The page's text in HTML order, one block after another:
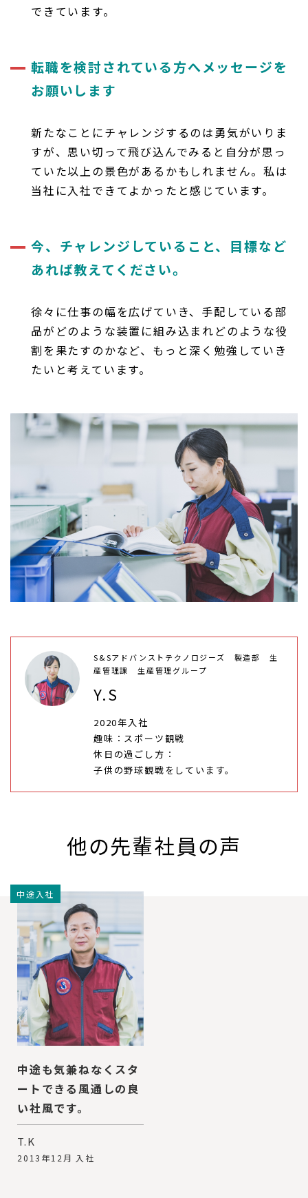
できています。
転職を検討されている方へメッセージを
お願いします
新たなことにチャレンジするのは勇気がいりま
すが、思い切って飛び込んでみると自分が思っ
ていた以上の景色があるかもしれません。私は
当社に入社できてよかったと感じています。
今、チャレンジしていること、目標など
あれば教えてください。
徐々に仕事の幅を広げていき、手配している部
品がどのような装置に組み込まれどのような役
割を果たすのかなど、もっと深く勉強していき
たいと考えています。
S&Sアドバンストテクノロジーズ 製造部 生
産管理課 生産管理グループ
Y.S
2020年入社
趣味
スポーツ観戦
休日の過ごし方
子供の野球観戦をしています。
他の先輩社員の声
中途入社
中途も気兼ねなくスタ
ートできる風通しの良
い社風です。
T.K
2013年12月 入社